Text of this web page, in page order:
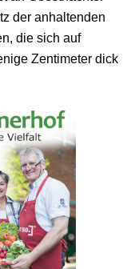
der anhaltenden
die sich auf
Zentimeter dick